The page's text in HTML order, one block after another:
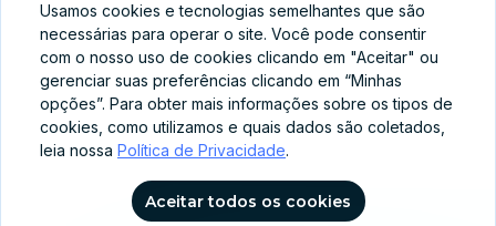
abr 8, 2026
Família Brasileira no Centro: Como PT e PL
ajustam seus discursos para 2026?
Usamos cookies e tecnologias semelhantes que são
necessárias para operar o site. Você pode consentir
com o nosso uso de cookies clicando em "Aceitar" ou
gerenciar suas preferências clicando em “Minhas
opções”. Para obter mais informações sobre os tipos de
cookies, como utilizamos e quais dados são coletados,
leia nossa Política de Privacidade.
Aceitar todos os cookies